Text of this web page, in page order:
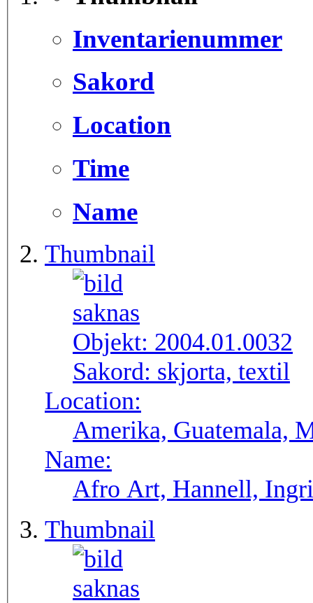
Inventarienummer
Sakord
Location
Time
Name
Thumbnail
Objekt: 2004.01.0032
Sakord: skjorta, textil
Location:
Amerika, Guatemala,
Name:
Afro Art, Hannell,
Thumbnail